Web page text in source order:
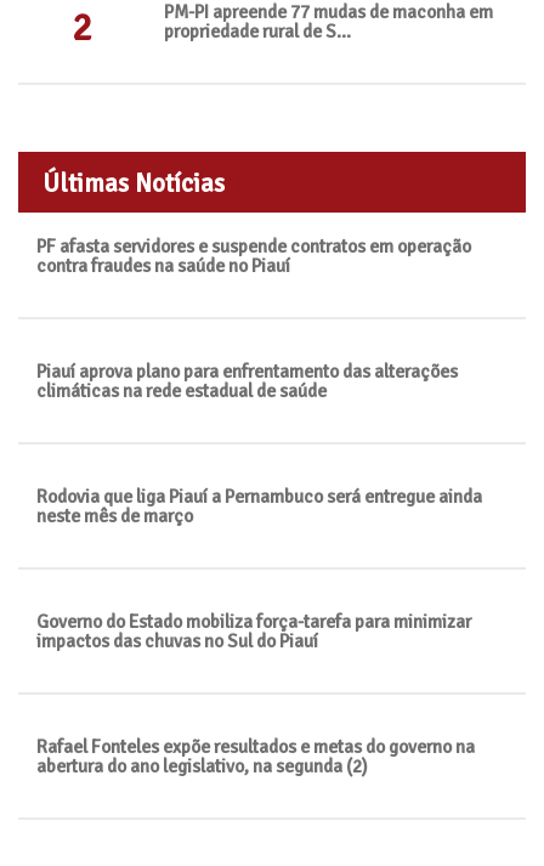
2
PM-PI apreende 77 mudas de maconha em
propriedade rural de S...
Últimas Notícias
PF afasta servidores e suspende contratos em operação
contra fraudes na saúde no Piauí
Piauí aprova plano para enfrentamento das alterações
climáticas na rede estadual de saúde
Rodovia que liga Piauí a Pernambuco será entregue ainda
neste mês de março
Governo do Estado mobiliza força-tarefa para minimizar
impactos das chuvas no Sul do Piauí
Rafael Fonteles expõe resultados e metas do governo na
abertura do ano legislativo, na segunda (2)